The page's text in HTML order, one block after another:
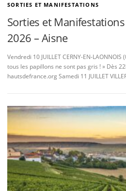
SORTIES ET MANIFESTATIONS
Sorties et
2026 – Aisne
Vendredi 10 JUILLET CERNY-EN-
tous les papillons ne sont pas gris ! » Dès
hautsdefrance.org Samedi 11 JUILLET